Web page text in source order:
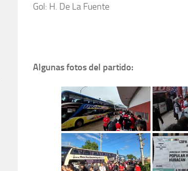
Gol: H. De La Fuente
Algunas fotos del partido: